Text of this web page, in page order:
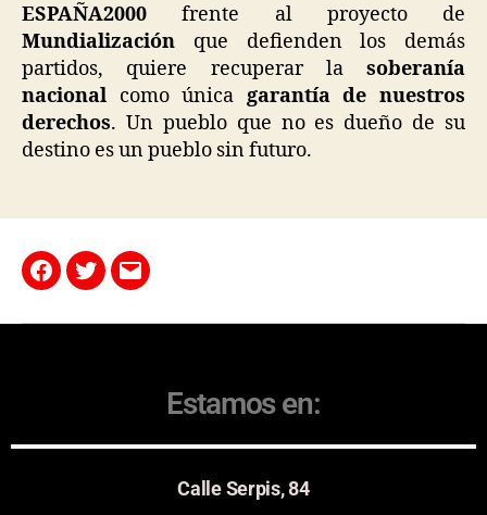
ESPAÑA2000 frente al proyecto de
Mundialización que defienden los demás
partidos, quiere recuperar la soberanía
nacional como única garantía de nuestros
derechos. Un pueblo que no es dueño de su
destino es un pueblo sin futuro.
Estamos en:
Calle Serpis, 84